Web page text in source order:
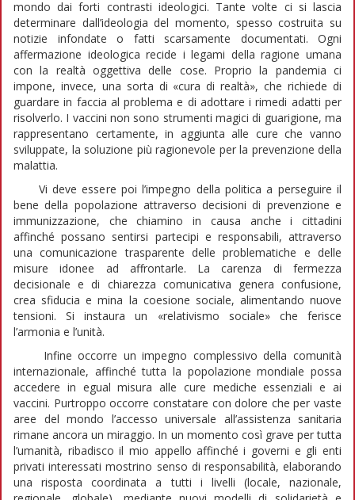
mondo dai forti contrasti ideologici. Tante volte ci si lascia
determinare dall’ideologia del momento, spesso costruita su
notizie infondate o fatti scarsamente documentati. Ogni
affermazione ideologica recide i legami della ragione umana
con la realtà oggettiva delle cose. Proprio la pandemia ci
impone, invece, una sorta di «cura di realtà», che richiede di
guardare in faccia al problema e di adottare i rimedi adatti per
risolverlo. I vaccini non sono strumenti magici di guarigione, ma
rappresentano certamente, in aggiunta alle cure che vanno
sviluppate, la soluzione più ragionevole per la prevenzione della
malattia.
Vi deve essere poi l’impegno della politica a perseguire il
bene della popolazione attraverso decisioni di prevenzione e
immunizzazione, che chiamino in causa anche i cittadini
affinché possano sentirsi partecipi e responsabili, attraverso
una comunicazione trasparente delle problematiche e delle
misure idonee ad affrontarle. La carenza di fermezza
decisionale e di chiarezza comunicativa genera confusione,
crea sfiducia e mina la coesione sociale, alimentando nuove
tensioni. Si instaura un «relativismo sociale» che ferisce
l’armonia e l’unità.
Infine occorre un impegno complessivo della comunità
internazionale, affinché tutta la popolazione mondiale possa
accedere in egual misura alle cure mediche essenziali e ai
vaccini. Purtroppo occorre constatare con dolore che per vaste
aree del mondo l’accesso universale all’assistenza sanitaria
rimane ancora un miraggio. In un momento così grave per tutta
l’umanità, ribadisco il mio appello affinché i governi e gli enti
privati interessati mostrino senso di responsabilità, elaborando
una risposta coordinata a tutti i livelli (locale, nazionale,